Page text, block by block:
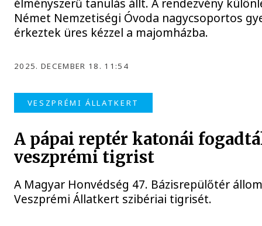
Német Nemzetiségi Óvoda nagycsoportos
érkeztek üres kézzel a majomházba.
2025. DECEMBER 18. 11:54
VESZPRÉMI ÁLLATKERT
A pápai reptér katonái
veszprémi tigrist
A Magyar Honvédség 47. Bázisrepülőtér
Veszprémi Állatkert szibériai tigrisét.